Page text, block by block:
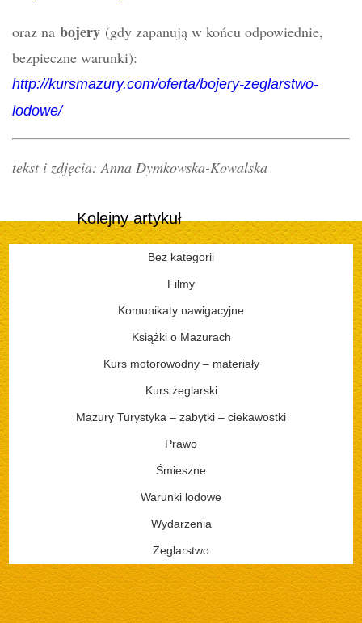
oraz na bojery (gdy zapanują w końcu odpowiednie,
bezpieczne warunki):
http://kursmazury.com/oferta/bojery-zeglarstwo-
lodowe/
tekst i zdjęcia: Anna Dymkowska-Kowalska
Kolejny artykuł
Bez kategorii
Filmy
Komunikaty nawigacyjne
Książki o Mazurach
Kurs motorowodny – materiały
Kurs żeglarski
Mazury Turystyka – zabytki – ciekawostki
Prawo
Śmieszne
Warunki lodowe
Wydarzenia
Żeglarstwo